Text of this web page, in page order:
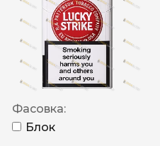
Фасовка:
Блок